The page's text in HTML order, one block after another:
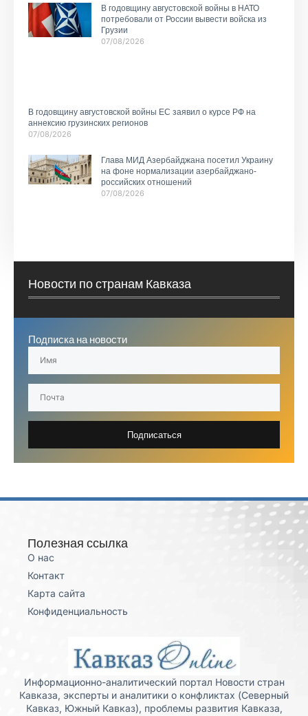
В годовщину августовской войны в НАТО
потребовали от России вывести войска из
Грузии
07/08/2026
В годовщину августовской войны ЕС заявил о курсе РФ на
аннексию грузинских регионов
07/08/2026
Глава МИД Азербайджана посетил Украину
на фоне нормализации азербайджано-
российских отношений
07/08/2026
Новости по странам Кавказа
Подписка на новости
Подписаться
Полезная ссылка
О нас
Контакт
Карта сайта
Конфиденциальность
Информационно-аналитический портал Новости стран
Кавказа, эксперты и аналитики о конфликтах (Северный
Кавказ, Южный Кавказ), проблемы развития Кавказа,